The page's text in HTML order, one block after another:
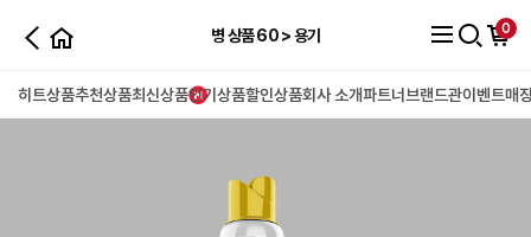
병 상품 60 > 용기
히트상품추천상품최신상품인기상품할인상품회사 소개파트너 브랜드관이벤트매
0